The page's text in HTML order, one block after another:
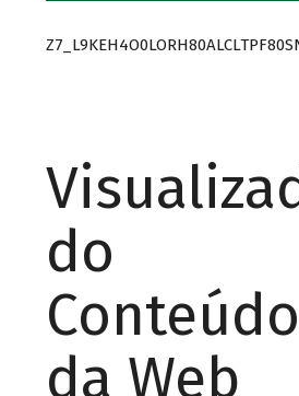
do
Conteúdo
da Web